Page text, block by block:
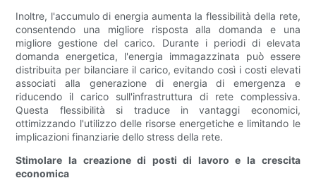
Inoltre, l'accumulo di energia aumenta la flessibilità della rete,
consentendo una migliore risposta alla domanda e una
migliore gestione del carico. Durante i periodi di elevata
domanda energetica, l'energia immagazzinata può essere
distribuita per bilanciare il carico, evitando così i costi elevati
associati alla generazione di energia di emergenza e
riducendo il carico sull'infrastruttura di rete complessiva.
Questa flessibilità si traduce in vantaggi economici,
ottimizzando l'utilizzo delle risorse energetiche e limitando le
implicazioni finanziarie dello stress della rete.
Stimolare la creazione di posti di lavoro e la crescita
economica